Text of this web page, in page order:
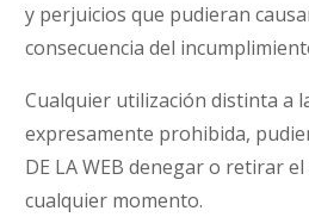
y perjuicios que pudieran
consecuencia del
Cualquier utilización distinta a
expresamente prohibida,
DE LA WEB denegar o retirar
cualquier momento.